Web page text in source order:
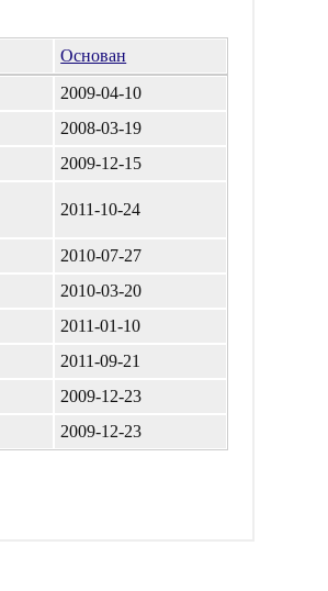
Основан
2009-04-10
2008-03-19
2009-12-15
2011-10-24
2010-07-27
2010-03-20
2011-01-10
2011-09-21
2009-12-23
2009-12-23